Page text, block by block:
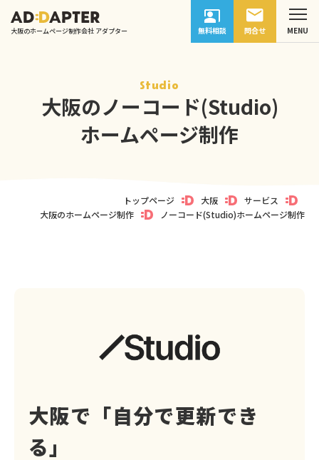
大阪のホームページ制作会社 アダプター 無料相談 問合せ
Studio
大阪のノーコード(Studio)
ホームページ制作
トップページ 大阪
サービス
大阪のホームページ制作
ノーコード(Studio)ホームページ制作
大阪で「自分で更新でき
る」